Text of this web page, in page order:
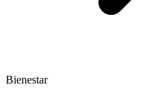
Bienestar